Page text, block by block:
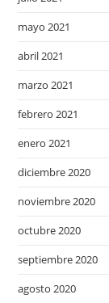
mayo 2021
abril 2021
marzo 2021
febrero 2021
enero 2021
diciembre 2020
noviembre 2020
octubre 2020
septiembre 2020
agosto 2020